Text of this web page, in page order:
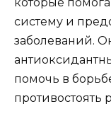
систему и
заболеваний.
помочь в
противостоять